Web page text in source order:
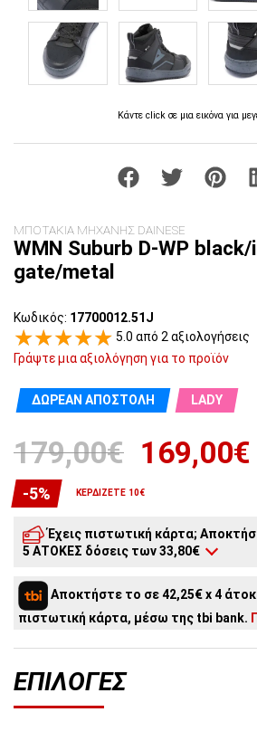
Κάντε click σε μια εικόνα για
ΜΠΟΤΑΚΙΑ ΜΗΧΑΝΗΣ DAINESE
WMN Suburb D-WP black/
gate/metal
Κωδικός: 17700012.51J
5.0 από 2 αξιολογήσεις
Γράψτε μια αξιολόγηση για το προϊόν
ΔΩΡΕΆΝ ΑΠΟΣΤΟΛΉ LADY
179,00€ 169,00€
-5% ΚΕΡΔΊΖΕΤΕ 10€
Έχεις πιστωτική κάρτα;
5 ΑΤΟΚΕΣ δόσεις των 33,80€
4άτοκες δόσεις: 42,25€/ μήνα
3άτοκες δόσεις:56,33€/ μήνα
Αποκτήστε το σε 42,25€ x 4
πιστωτική κάρτα, μέσω της tbi bank.
ΕΠΙΛΟΓΈΣ